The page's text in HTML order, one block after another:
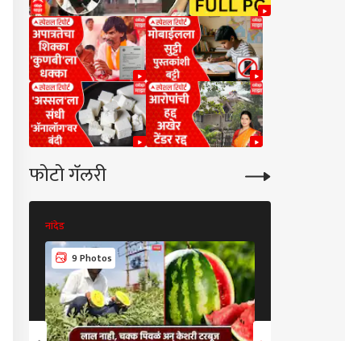
फोटो गॅलरी
नांदेड
9 Photos